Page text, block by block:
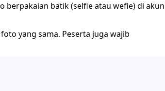
berpakaian batik (selfie atau wefie) di akun
yang sama. Peserta juga wajib